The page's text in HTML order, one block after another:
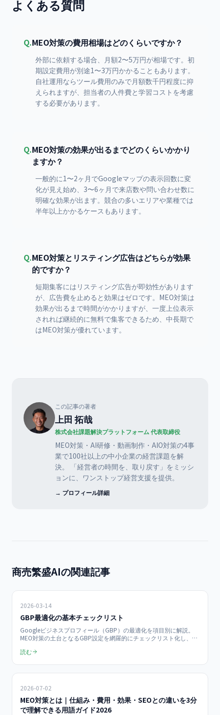
よくある質問
Q.MEO対策の費用相場はどのくらいですか？
外部に依頼する場合、月額2〜5万円が相場です。初
期設定費用が別途1〜3万円かかることもあります。
自社運用ならツール費用のみで月額数千円程度に抑
えられますが、担当者の人件費と学習コストを考慮
する必要があります。
Q.MEO対策の効果が出るまでどのくらいかかり
ますか？
一般的に1〜2ヶ月でGoogleマップの表示回数に変
化が見え始め、3〜6ヶ月で来店数や問い合わせ数に
明確な効果が出ます。競合の多いエリアや業種では
半年以上かかるケースもあります。
Q.MEO対策とリスティング広告はどちらが効果
的ですか？
短期集客にはリスティング広告が即効性があります
が、広告費を止めると効果はゼロです。MEO対策は
効果が出るまで時間がかかりますが、一度上位表示
されれば継続的に無料で集客できるため、中長期で
はMEO対策が優れています。
この記事の著者
上田 拓哉
株式会社課題解決プラットフォーム 代表取締役
MEO対策・AI研修・動画制作・AIO対策の4事
業で100社以上の中小企業の経営課題を解
決。 「経営者の時間を、取り戻す」をミッシ
ョンに、ワンストップ経営支援を提供。
→ プロフィール詳細
商売繁盛AIの関連記事
2026-03-14
GBP最適化の基本チェックリスト
Googleビジネスプロフィール（GBP）の最適化を項目別に解説。
MEO対策の土台となるGBP設定を網羅的にチェックリスト化し、中
読む
2026-07-02
MEO対策とは｜仕組み・費用・効果・SEOとの違いを3分
で理解できる用語ガイド2026